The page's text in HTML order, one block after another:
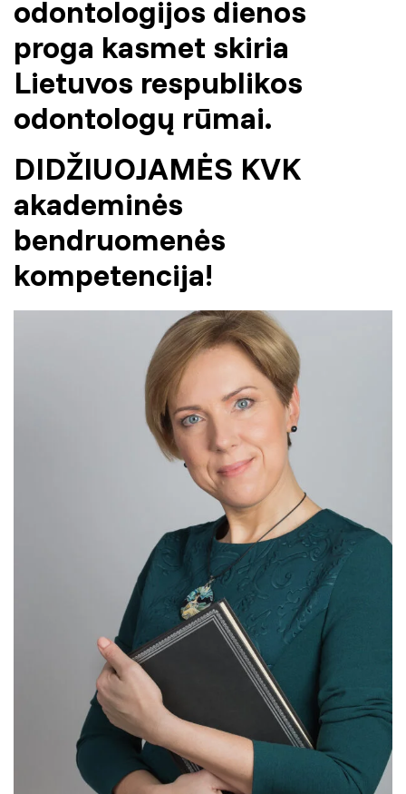
odontologijos dienos
proga kasmet skiria
Lietuvos respublikos
odontologų rūmai.
DIDŽIUOJAMĖS KVK
akademinės
bendruomenės
kompetencija!